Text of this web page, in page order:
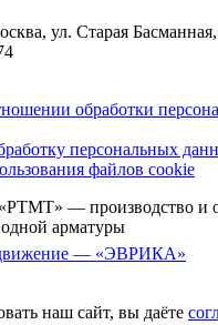
ул. Старая
обработки
персональных
файлов cookie
— производство и
арматуры
— «ЭВРИКА»
наш сайт, вы даёте